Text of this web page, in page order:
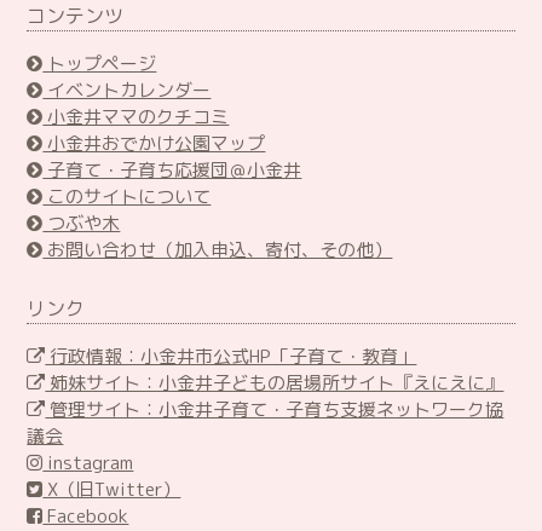
コンテンツ
トップページ
イベントカレンダー
小金井ママのクチコミ
小金井おでかけ公園マップ
子育て・子育ち応援団＠小金井
このサイトについて
つぶや木
お問い合わせ（加入申込、寄付、その他）
リンク
行政情報：小金井市公式HP「子育て・教育」
姉妹サイト：小金井子どもの居場所サイト『えにえに』
管理サイト：小金井子育て・子育ち支援ネットワーク協
議会
instagram
X（旧Twitter）
Facebook